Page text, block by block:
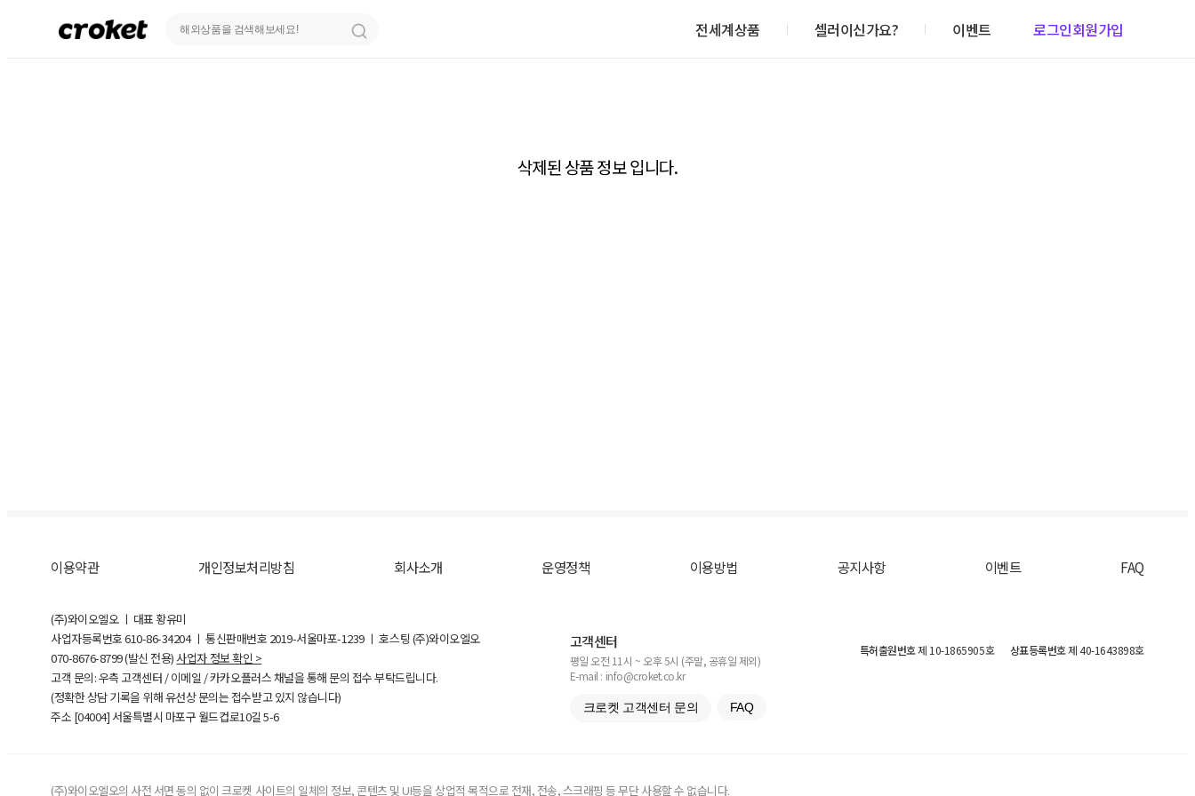
전세계상품 셀러이신가요? 이벤트 로그인회원가입
삭제된 상품 정보 입니다.
이용약관 개인정보처리방침 회사소개 운영정책 이용방법 공지사항 이벤트 FAQ
(주)와이오엘오 ㅣ 대표 황유미
사업자등록번호610-86-34204ㅣ 통신판매번호 2019-서울마포-1239 ㅣ 호스팅 (주)와이오엘오
070-8676-8799 (발신 전용) 사업자 정보 확인 >
고객 문의: 우측 고객센터 / 이메일 / 카카오플러스 채널을 통해 문의 접수 부탁드립니다.
(정확한 상담 기록을 위해 유선상 문의는 접수받고 있지 않습니다)
주소 [04004] 서울특별시 마포구 월드컵로10길5-6
고객센터
평일 오전 11시 ~ 오후 5시 (주말, 공휴일 제외)
E-mail : info@croket.co.kr
크로켓 고객센터 문의 FAQ
특허출원번호제 10-1865905호 상표등록번호제 40-1643898호
(주)와이오엘오의 사전 서면 동의 없이 크로켓 사이트의 일체의 정보, 콘텐츠 및 UI등을 상업적 목적으로 전재, 전송, 스크래핑 등 무단 사용할 수 없습니다.